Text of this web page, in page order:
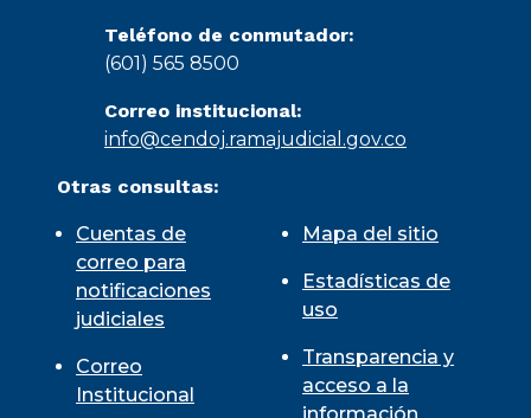
Teléfono de conmutador:
(601) 565 8500
Correo institucional:
info@cendoj.ramajudicial.gov.co
Otras consultas:
Cuentas de
correo para
notificaciones
judiciales
Correo
Institucional
Mapa del sitio
Estadísticas de
uso
Transparencia y
acceso a la